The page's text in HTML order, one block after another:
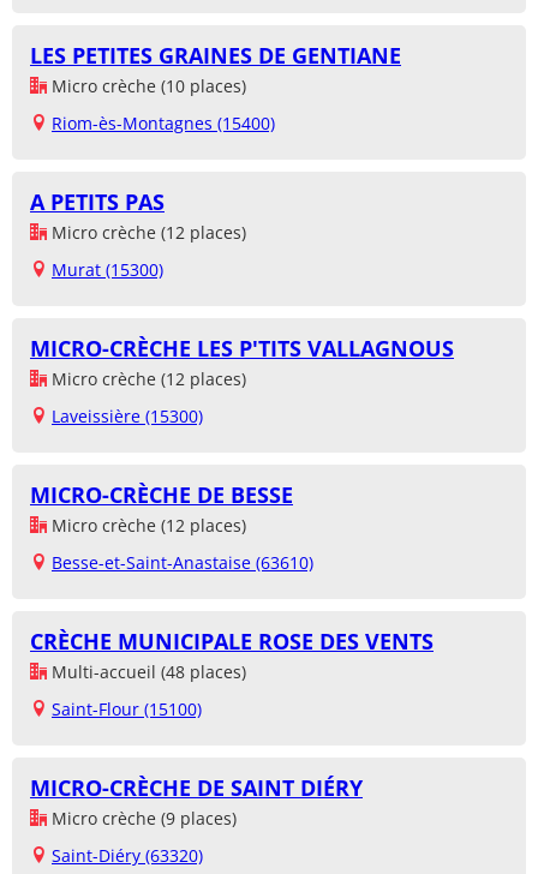
LES PETITES GRAINES DE GENTIANE
Micro crèche (10 places)
Riom-ès-Montagnes (15400)
A PETITS PAS
Micro crèche (12 places)
Murat (15300)
MICRO-CRÈCHE LES P'TITS VALLAGNOUS
Micro crèche (12 places)
Laveissière (15300)
MICRO-CRÈCHE DE BESSE
Micro crèche (12 places)
Besse-et-Saint-Anastaise (63610)
CRÈCHE MUNICIPALE ROSE DES VENTS
Multi-accueil (48 places)
Saint-Flour (15100)
MICRO-CRÈCHE DE SAINT DIÉRY
Micro crèche (9 places)
Saint-Diéry (63320)